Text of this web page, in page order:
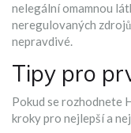
nelegální omamnou
neregulovaných
nepravdivé.
Tipy pro
Pokud se rozhodnete
kroky pro nejlepší a